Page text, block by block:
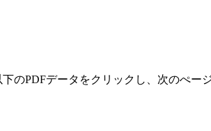
PDFデータをクリックし、次のぺー